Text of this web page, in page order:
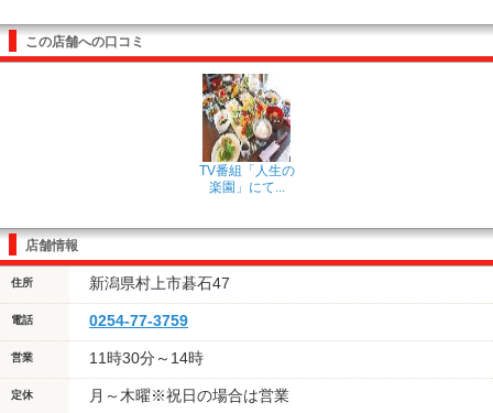
この店舗への口コミ
TV番組「人生の
楽園」にて...
店舗情報
住所 新潟県村上市碁石47
電話 0254-77-3759
営業 11時30分～14時
定休 月～木曜※祝日の場合は営業